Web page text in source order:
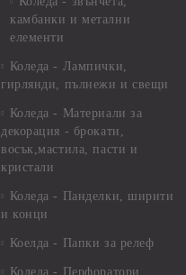
камбанки и метални
елементи
Коледа - Лампички,
гирлянди, пълнежи и свещи
Коледа - Материали за
декорация - брокати,
восък,мастила, пасти и
кристали
Коледа - Панделки, ширити
и конци
Коелда - Папки за релеф
Коледа - Перфоратори